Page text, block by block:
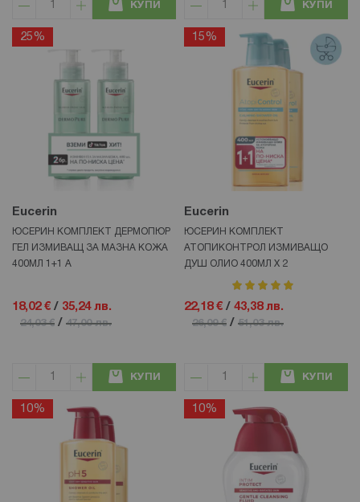
КУПИ КУПИ
25%
Eucerin
ЮСЕРИН КОМПЛЕКТ ДЕРМОПЮР
ГЕЛ ИЗМИВАЩ ЗА МАЗНА КОЖА
400МЛ 1+1 А
18,02 € / 35,24 лв.
24,03 € / 47,00 лв.
КУПИ
15%
Eucerin
ЮСЕРИН КОМПЛЕКТ
АТОПИКОНТРОЛ ИЗМИВАЩО
ДУШ ОЛИО 400МЛ Х 2
рейтинг:
22,18 € / 43,38 лв.
26,09 € / 51,03 лв.
КУПИ
10% 10%